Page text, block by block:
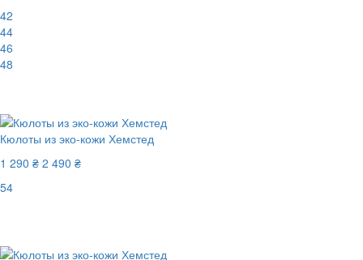
42
44
46
48
Кюлоты из эко-кожи Хемстед
1 290 ₴ 2 490 ₴
54